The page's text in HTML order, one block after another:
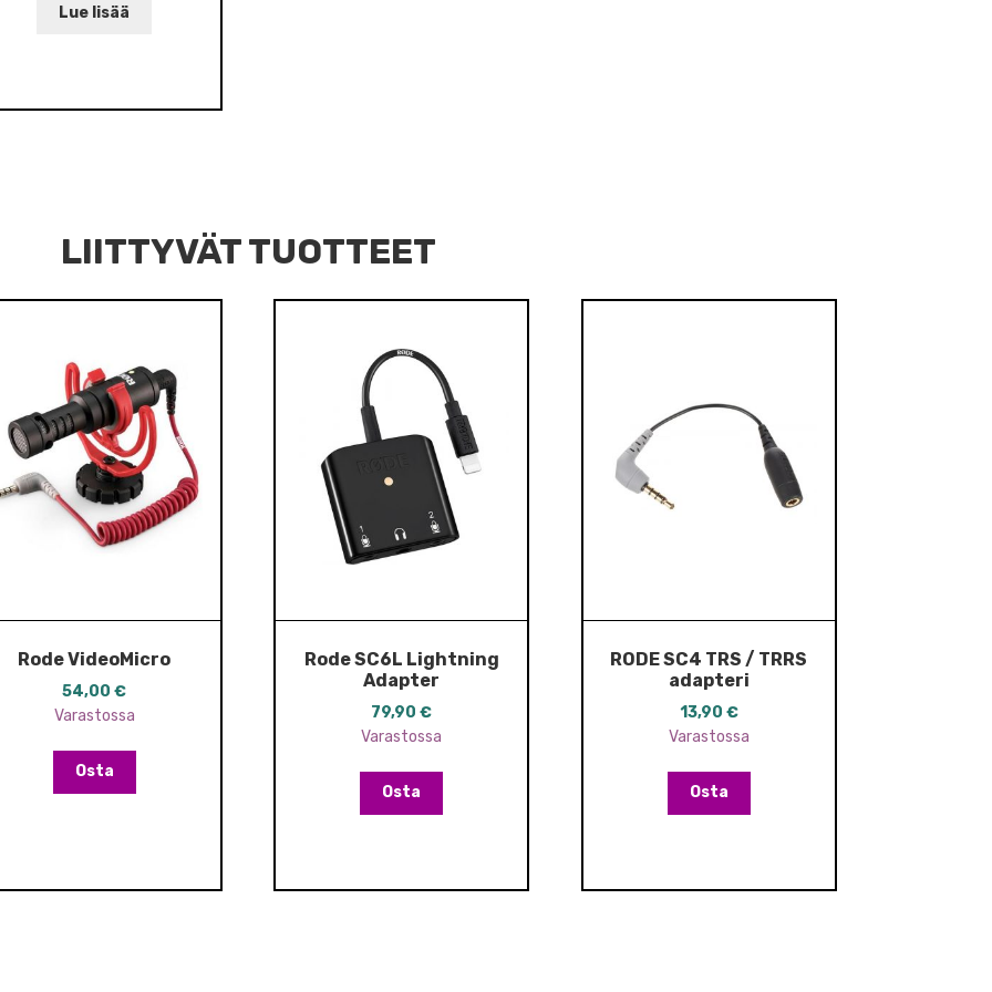
Lue lisää
LIITTYVÄT TUOTTEET
Rode VideoMicro
54,00€
Varastossa
Osta
Rode SC6L Lightning
Adapter
79,90€
Varastossa
Osta
RODE SC4 TRS / TRRS
adapteri
13,90 €
Varastossa
Osta